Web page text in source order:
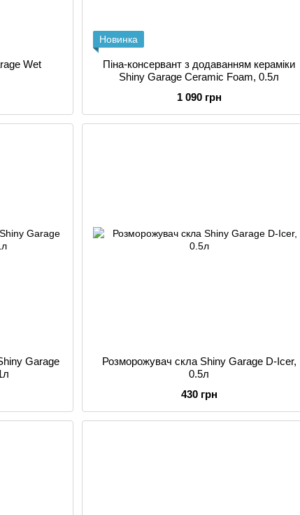
Wet
Новинка
Піна-консервант з додаванням кераміки
Shiny Garage Ceramic Foam, 0.5л
1 090 грн
Garage
Розморожувач скла Shiny Garage D-Icer,
0.5л
430 грн